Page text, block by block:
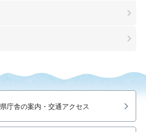
県庁舎の案内・交通アクセス